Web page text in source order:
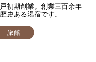
初期創業。創業三百余年
史ある湯宿です。
旅館